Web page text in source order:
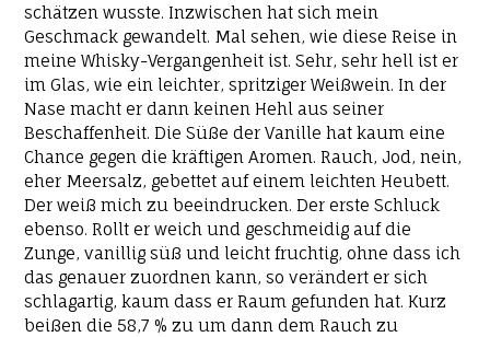
schätzen wusste. Inzwischen hat sich mein
Geschmack gewandelt. Mal sehen, wie diese Reise in
meine Whisky-Vergangenheit ist. Sehr, sehr hell ist er
im Glas, wie ein leichter, spritziger Weißwein. In der
Nase macht er dann keinen Hehl aus seiner
Beschaffenheit. Die Süße der Vanille hat kaum eine
Chance gegen die kräftigen Aromen. Rauch, Jod, nein,
eher Meersalz, gebettet auf einem leichten Heubett.
Der weiß mich zu beeindrucken. Der erste Schluck
ebenso. Rollt er weich und geschmeidig auf die
Zunge, vanillig süß und leicht fruchtig, ohne dass ich
das genauer zuordnen kann, so verändert er sich
schlagartig, kaum dass er Raum gefunden hat. Kurz
beißen die 58,7 % zu um dann dem Rauch zu